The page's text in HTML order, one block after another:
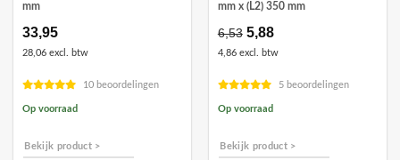
mm
33,95
28,06 excl. btw
10 beoordelingen
Op voorraad
Bekijk product >
mm x (L2) 350 mm
6,53 Oorspronkelijke
prijs
was:
5,88Huidige
is:
4,86 excl. btw
5 beoordelingen
Op voorraad
Bekijk product >